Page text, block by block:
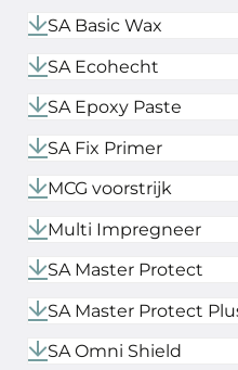
SA Basic Wax
SA Ecohecht
SA Epoxy Paste
SA Fix Primer
MCG voorstrijk
Multi Impregneer
SA Master Protect
SA Master Protect
SA Omni Shield